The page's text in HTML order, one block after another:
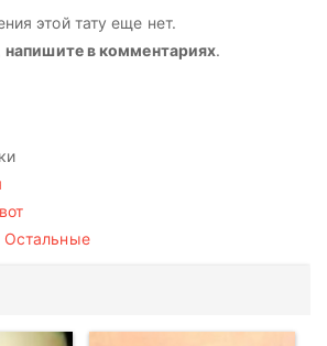
этой тату еще нет.
напишите в комментариях.
Остальные